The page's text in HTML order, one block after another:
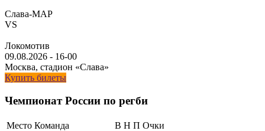
Слава-МАР
VS
Локомотив
09.08.2026 - 16-00
Москва, стадион «Слава»
Купить билеты
Чемпионат России по регби
Место Команда В Н П Очки